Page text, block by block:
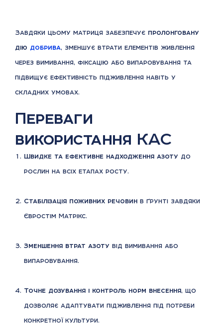
Завдяки цьому матриця забезпечує пролонговану
дію добрива, зменшує втрати елементів живлення
через вимивання, фіксацію або випаровування та
підвищує ефективність підживлення навіть у
складних умовах.
Переваги
використання КАС
Швидке та ефективне надходження азоту до
рослин на всіх етапах росту.
Стабілізація поживних речовин в ґрунті завдяки
Євростім Матрікс.
Зменшення втрат азоту від вимивання або
випаровування.
Точне дозування і контроль норм внесення, що
дозволяє адаптувати підживлення під потреби
конкретної культури.